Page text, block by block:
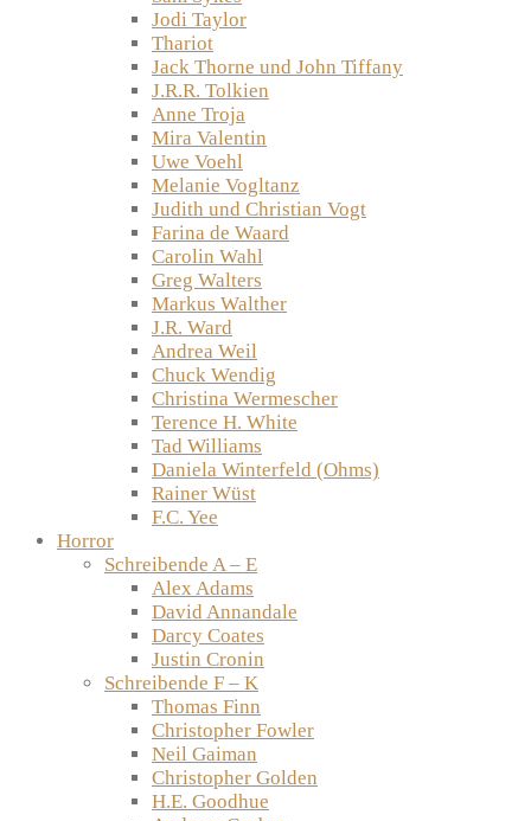
Jodi Taylor
Thariot
Jack Thorne und John Tiffany
J.R.R. Tolkien
Anne Troja
Mira Valentin
Uwe Voehl
Melanie Vogltanz
Judith und Christian Vogt
Farina de Waard
Carolin Wahl
Greg Walters
Markus Walther
J.R. Ward
Andrea Weil
Chuck Wendig
Christina Wermescher
Terence H. White
Tad Williams
Daniela Winterfeld (Ohms)
Rainer Wüst
F.C. Yee
Horror
Schreibende A – E
Alex Adams
David Annandale
Darcy Coates
Justin Cronin
Schreibende F – K
Thomas Finn
Christopher Fowler
Neil Gaiman
Christopher Golden
H.E. Goodhue